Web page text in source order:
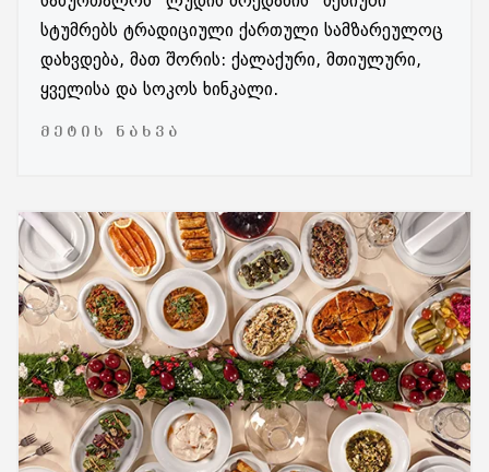
სტუმრებს ტრადიციული ქართული სამზარეულოც
დახვდება, მათ შორის: ქალაქური, მთიულური,
ყველისა და სოკოს ხინკალი.
ᲛᲔᲢᲘᲡ ᲜᲐᲮᲕᲐ